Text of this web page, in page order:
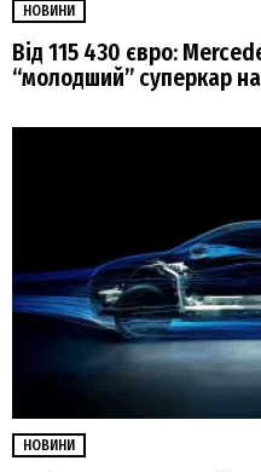
НОВИНИ
Від 115 430 євро:
“молодший” суперкар на
НОВИНИ